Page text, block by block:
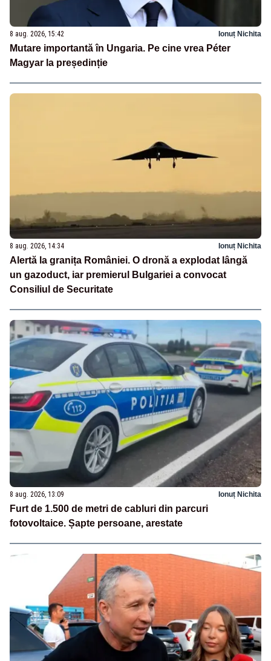
8 aug. 2026, 15:42 Ionuț Nichita
Mutare importantă în Ungaria. Pe cine vrea Péter
Magyar la președinție
8 aug. 2026, 14:34 Ionuț Nichita
Alertă la granița României. O dronă a explodat lângă
un gazoduct, iar premierul Bulgariei a convocat
Consiliul de Securitate
8 aug. 2026, 13:09 Ionuț Nichita
Furt de 1.500 de metri de cabluri din parcuri
fotovoltaice. Șapte persoane, arestate